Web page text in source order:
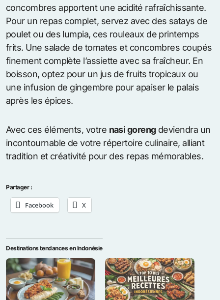
concombres apportent une acidité rafraîchissante.
Pour un repas complet, servez avec des satays de
poulet ou des lumpia, ces rouleaux de printemps
frits. Une salade de tomates et concombres coupés
finement complète l’assiette avec sa fraîcheur. En
boisson, optez pour un jus de fruits tropicaux ou
une infusion de gingembre pour apaiser le palais
après les épices.
Avec ces éléments, votre nasi gorengdeviendra un
incontournable de votre répertoire culinaire, alliant
tradition et créativité pour des repas mémorables.
Partager :
Facebook X
Destinations tendances en Indonésie